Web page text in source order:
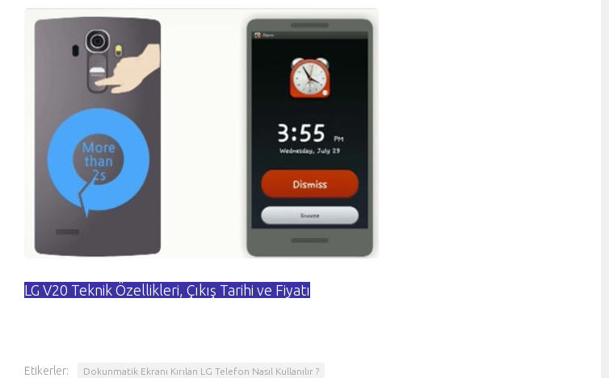
LG V20 Teknik Özellikleri, Çıkış Tarihi ve Fiyatı
Etikerler: Dokunmatik Ekranı Kırılan LG Telefon Nasıl Kullanılır ?